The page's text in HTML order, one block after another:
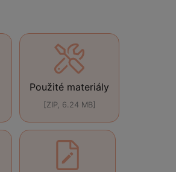
Použité materiály
[ZIP, 6.24 MB]